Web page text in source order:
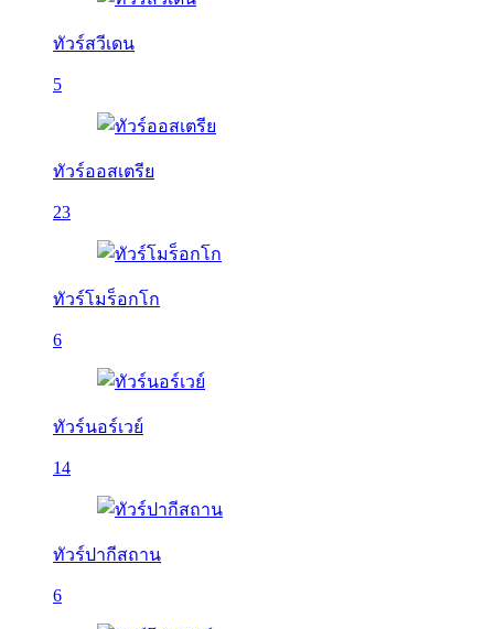
ทัวร์สวีเดน
5
ทัวร์ออสเตรีย
23
ทัวร์โมร็อกโก
6
ทัวร์นอร์เวย์
14
ทัวร์ปากีสถาน
6